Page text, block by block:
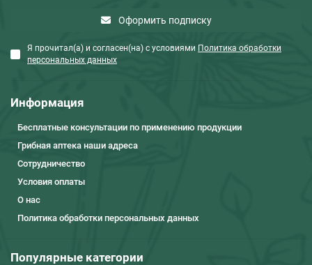
Оформить подписку
Я прочитал(а) и согласен(на) с условиями Политика обработки
персональных данных
Информация
Бесплатные консультации по применению продукции
Грибная аптека наши адреса
Сотрудничество
Условия оплаты
О нас
Политика обработки персональных данных
Популярные категории